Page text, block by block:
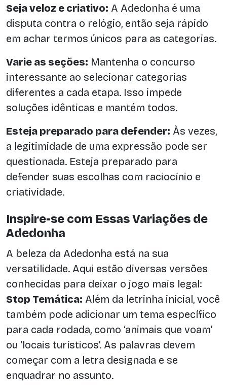
Seja veloz e criativo: A Adedonha é uma
disputa contra o relógio, então seja rápido
em achar termos únicos para as categorias.
Varie as seções: Mantenha o concurso
interessante ao selecionar categorias
diferentes a cada etapa. Isso impede
soluções idênticas e mantém todos.
Esteja preparado para defender: Às vezes,
a legitimidade de uma expressão pode ser
questionada. Esteja preparado para
defender suas escolhas com raciocínio e
criatividade.
Inspire-se com Essas Variações de
Adedonha
A beleza da Adedonha está na sua
versatilidade. Aqui estão diversas versões
conhecidas para deixar o jogo mais legal:
Stop Temática: Além da letrinha inicial, você
também pode adicionar um tema específico
para cada rodada, como ‘animais que voam’
ou ‘locais turísticos’. As palavras devem
começar com a letra designada e se
enquadrar no assunto.